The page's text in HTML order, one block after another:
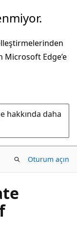
Edge’e
hakkında daha
Oturum açın